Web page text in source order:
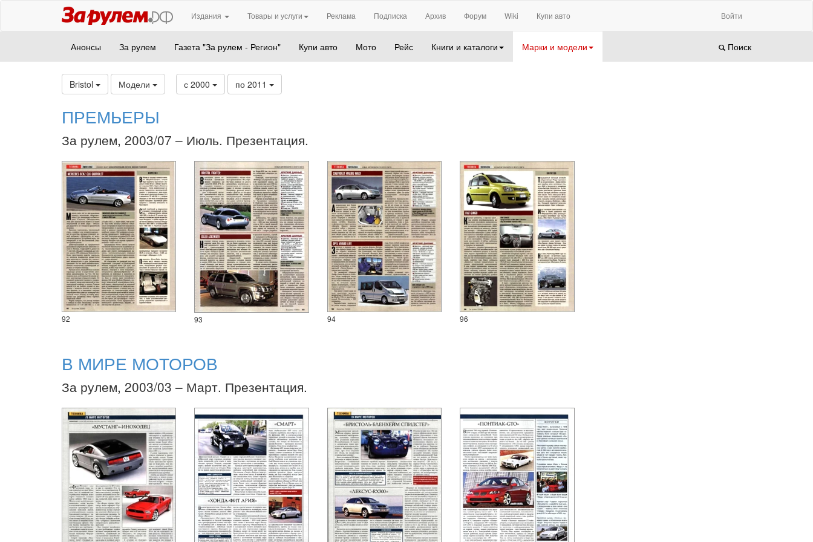
Издания Товары и услуги Реклама Подписка Архив Форум Wiki Купи авто Войти
Анонсы За рулем Газета "За рулем - Регион" Купи авто Мото Рейс Книги и каталоги Марки и модели Поиск
Bristol Модели с 2000 по 2011
ПРЕМЬЕРЫ
За рулем, 2003/07 – Июль. Презентация.
92 93 94 96
В МИРЕ МОТОРОВ
За рулем, 2003/03 – Март. Презентация.